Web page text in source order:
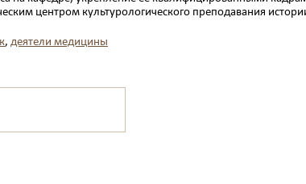
центром культурологического преподавания
, деятели медицины